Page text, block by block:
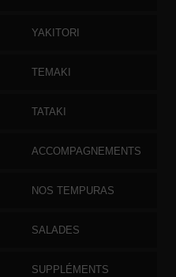
YAKITORI
TEMAKI
TATAKI
ACCOMPAGNEMENTS
NOS TEMPURAS
SALADES
SUPPLÉMENTS